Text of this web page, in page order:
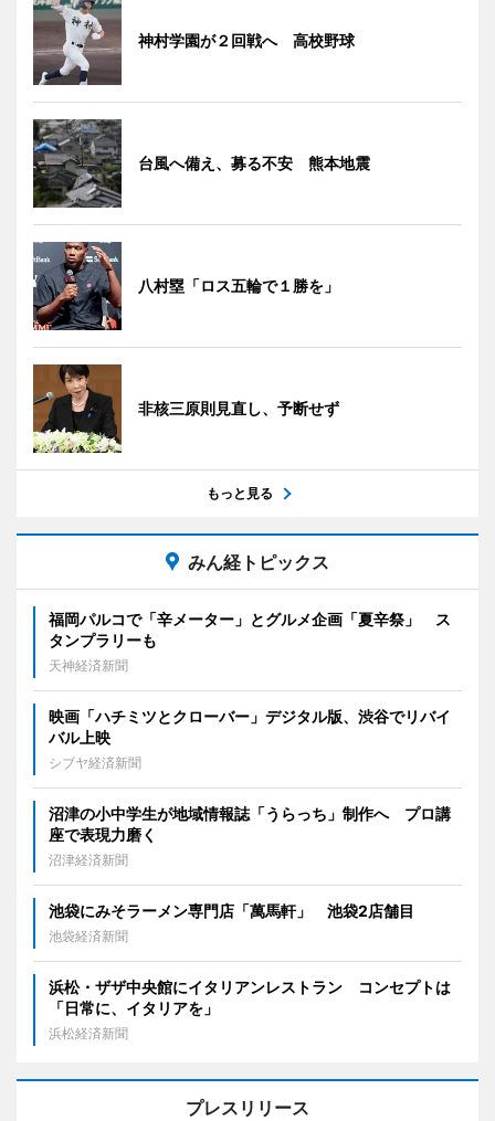
神村学園が２回戦へ 高校野球
台風へ備え、募る不安 熊本地震
八村塁「ロス五輪で１勝を」
非核三原則見直し、予断せず
もっと見る
みん経トピックス
福岡パルコで「辛メーター」とグルメ企画「夏辛祭」 ス
タンプラリーも
天神経済新聞
映画「ハチミツとクローバー」デジタル版、渋谷でリバイ
バル上映
シブヤ経済新聞
沼津の小中学生が地域情報誌「うらっち」制作へ プロ講
座で表現力磨く
沼津経済新聞
池袋にみそラーメン専門店「萬馬軒」 池袋2店舗目
池袋経済新聞
浜松・ザザ中央館にイタリアンレストラン コンセプトは
「日常に、イタリアを」
浜松経済新聞
プレスリリース